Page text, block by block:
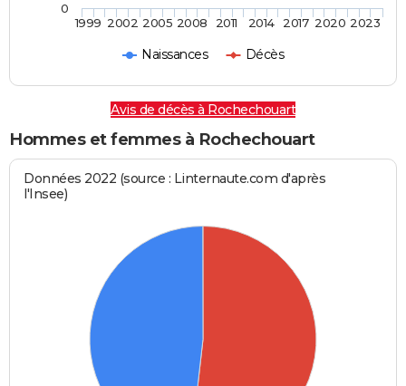
Naissances Décès
1999 2002 2005 2008 2011 2014 2017 2020 2023
0
Avis de décès à Rochechouart
Hommes et femmes à Rochechouart
Données 2022 (source : Linternaute.com d'après
l'Insee)